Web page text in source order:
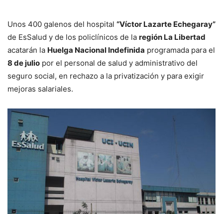
Unos 400 galenos del hospital “Víctor Lazarte Echegaray”
de EsSalud y de los policlínicos de la región La Libertad
acatarán la Huelga Nacional Indefinida programada para el
8 de julio por el personal de salud y administrativo del
seguro social, en rechazo a la privatización y para exigir
mejoras salariales.